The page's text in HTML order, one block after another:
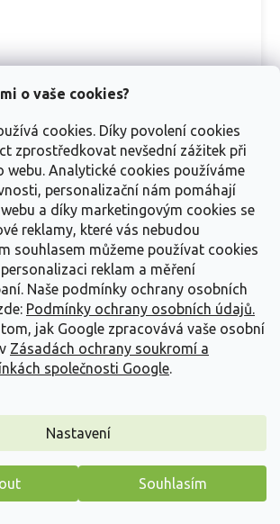
o vaše cookies?
cookies. Díky povolení cookies
zprostředkovat nevšední zážitek při
webu. Analytické cookies používáme
personalizační nám pomáhají
a díky marketingovým cookies se
reklamy, které vás nebudou
souhlasem můžeme používat cookies
reklam a měření
Naše podmínky ochrany osobních
Podmínky ochrany osobních údajů.
jak Google zpracovává vaše osobní
Zásadách ochrany soukromí a
společnosti Google.
Nastavení
Souhlasím
Limoncello' - Echinacea
Limoncello'
Detail
je ceněna pro unikátní barevnost a
čemuž představuje...
Máme pro vás malý dárek